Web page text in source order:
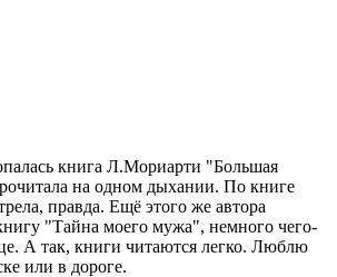
книга Л.Мориарти "Большая
на одном дыхании. По книге
правда. Ещё этого же автора
"Тайна моего мужа", немного чего-
А так, книги читаются легко. Люблю
или в дороге.